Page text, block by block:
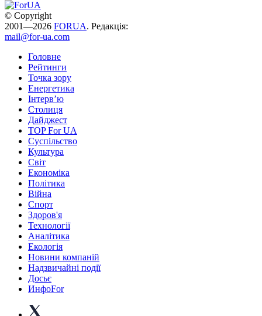
© Copyright
2001—2026 FORUA. Редакція:
mail@for-ua.com
Головне
Рейтинги
Точка зору
Енергетика
Інтерв’ю
Столиця
Дайджест
TOP For UA
Суспiльство
Культура
Світ
Економіка
Політика
Війна
Спорт
Здоров'я
Технології
Аналітика
Екологія
Новини компаній
Надзвичайні події
Досьє
ИнфоFor